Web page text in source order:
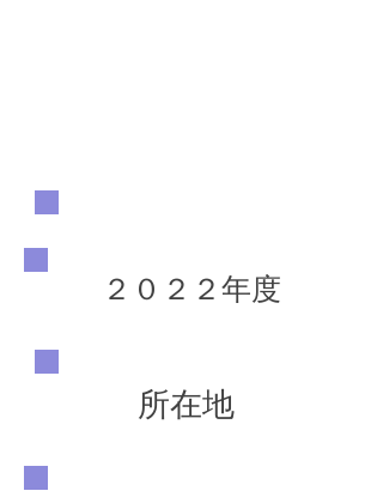
２０２２年度
所在地